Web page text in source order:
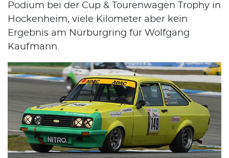
Podium bei der Cup & Tourenwagen Trophy in
Hockenheim, viele Kilometer aber kein
Ergebnis am Nürburgring für Wolfgang
Kaufmann.